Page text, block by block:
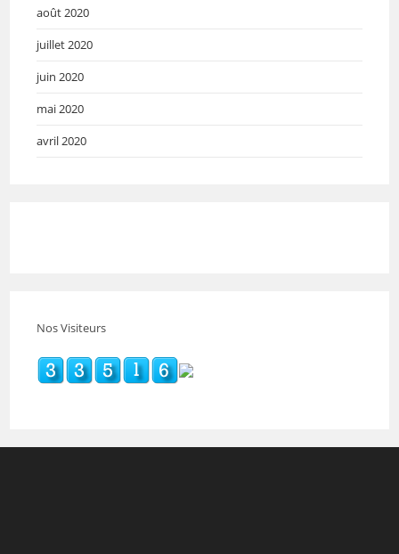
août 2020
juillet 2020
juin 2020
mai 2020
avril 2020
Nos Visiteurs